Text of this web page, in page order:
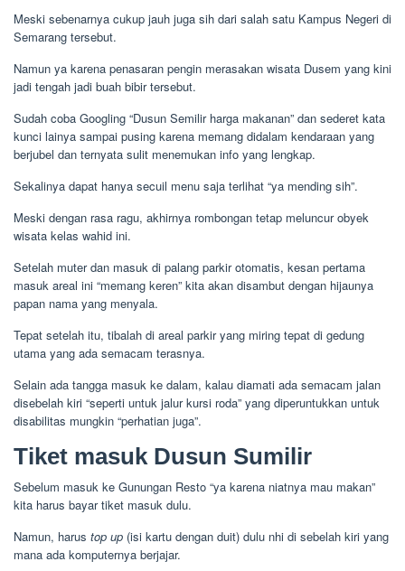
Meski sebenarnya cukup jauh juga sih dari salah satu Kampus Negeri di
Semarang tersebut.
Namun ya karena penasaran pengin merasakan wisata Dusem yang kini
jadi tengah jadi buah bibir tersebut.
Sudah coba Googling “Dusun Semilir harga makanan” dan sederet kata
kunci lainya sampai pusing karena memang didalam kendaraan yang
berjubel dan ternyata sulit menemukan info yang lengkap.
Sekalinya dapat hanya secuil menu saja terlihat “ya mending sih”.
Meski dengan rasa ragu, akhirnya rombongan tetap meluncur obyek
wisata kelas wahid ini.
Setelah muter dan masuk di palang parkir otomatis, kesan pertama
masuk areal ini “memang keren” kita akan disambut dengan hijaunya
papan nama yang menyala.
Tepat setelah itu, tibalah di areal parkir yang miring tepat di gedung
utama yang ada semacam terasnya.
Selain ada tangga masuk ke dalam, kalau diamati ada semacam jalan
disebelah kiri “seperti untuk jalur kursi roda” yang diperuntukkan untuk
disabilitas mungkin “perhatian juga”.
Tiket masuk Dusun Sumilir
Sebelum masuk ke Gunungan Resto “ya karena niatnya mau makan”
kita harus bayar tiket masuk dulu.
Namun, harus top up (isi kartu dengan duit) dulu nhi di sebelah kiri yang
mana ada komputernya berjajar.